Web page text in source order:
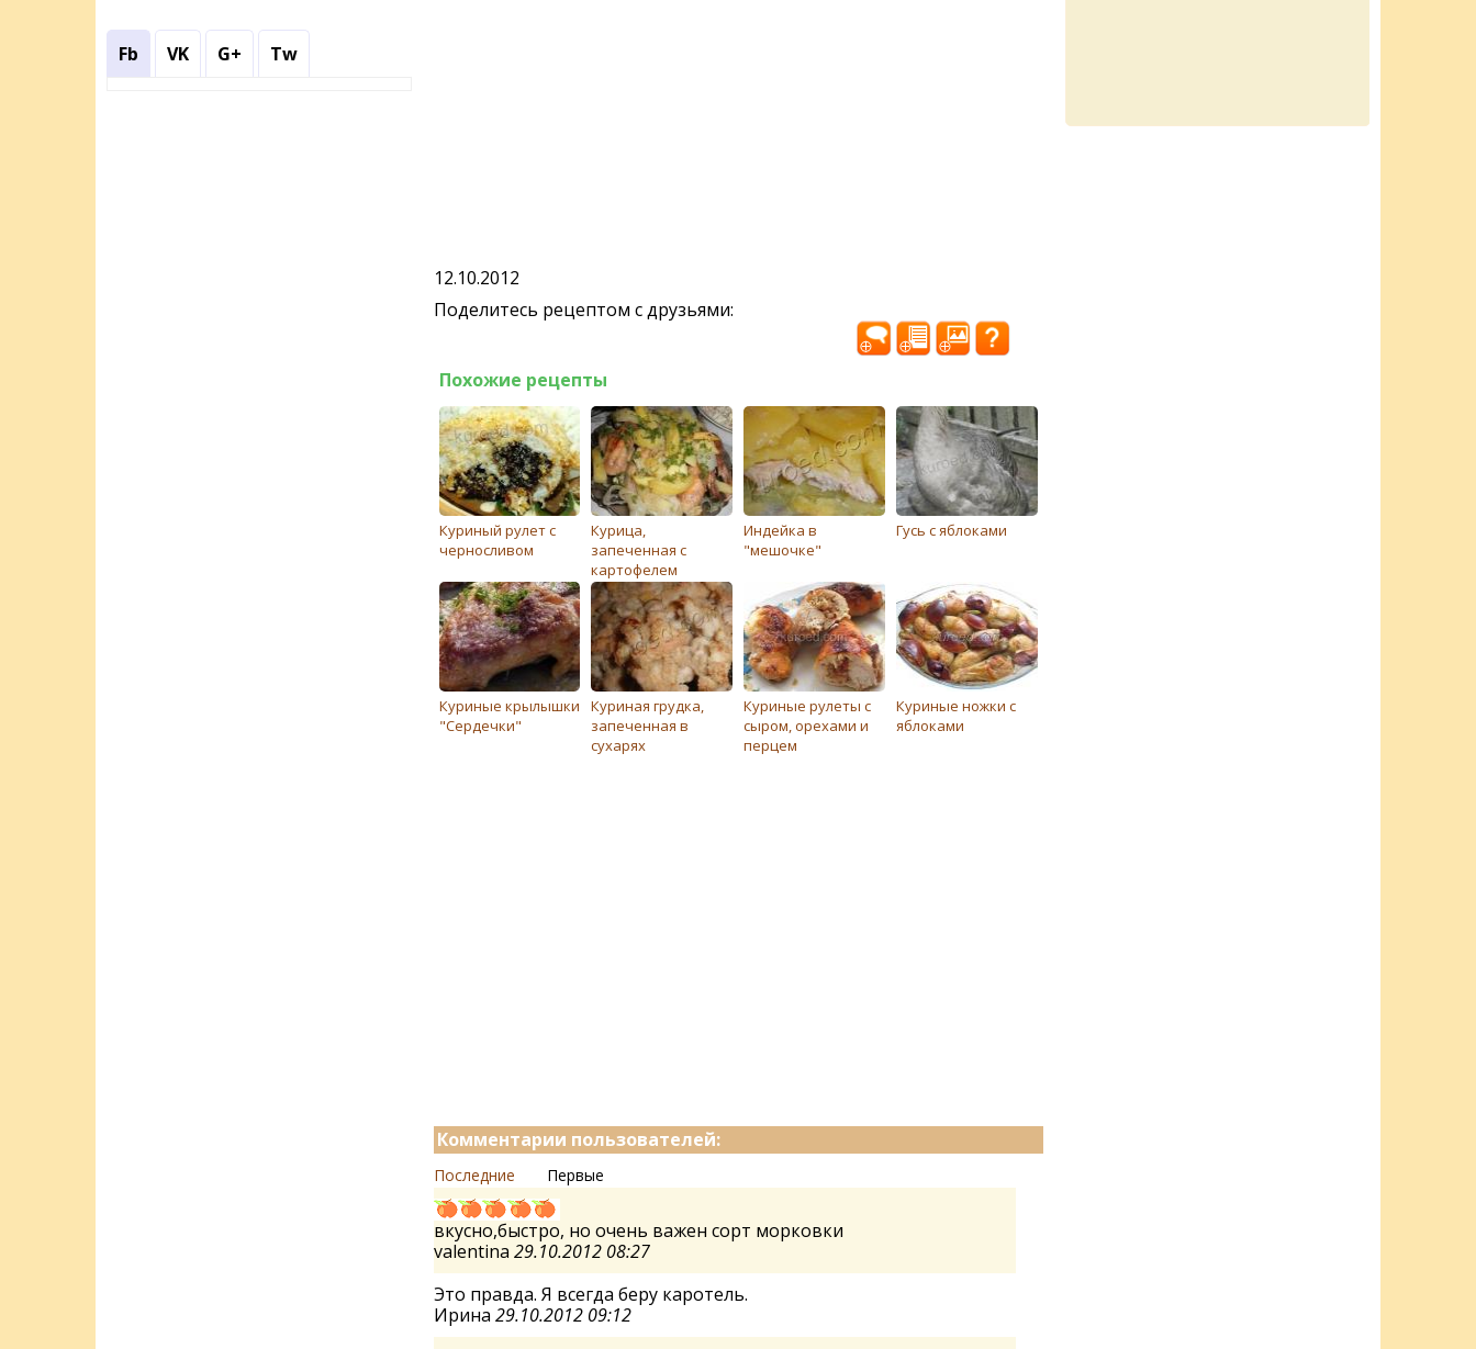
12.10.2012
Поделитесь рецептом с друзьями:
Похожие рецепты
Куриный рулет с
черносливом
Курица,
запеченная с
картофелем
Индейка в
"мешочке"
Гусь с яблоками
Куриные крылышки
"Сердечки"
Куриная грудка,
запеченная в
сухарях
Куриные рулеты с
сыром, орехами и
перцем
Куриные ножки с
яблоками
Комментарии пользователей:
Последние Первые
вкусно,быстро, но очень важен сорт морковки
valentina 29.10.2012 08:27
Это правда. Я всегда беру каротель.
Ирина 29.10.2012 09:12
Fb VK G+ Tw